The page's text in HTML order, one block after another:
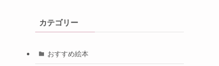
カテゴリー
おすすめ絵本